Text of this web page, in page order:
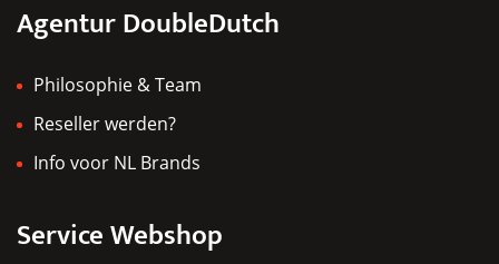
Agentur DoubleDutch
Philosophie & Team
Reseller werden?
Info voor NL Brands
Service Webshop